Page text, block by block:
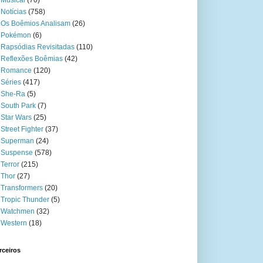
Notícias (758)
Os Boêmios Analisam (26)
Pokémon (6)
Rapsódias Revisitadas (110)
Reflexões Boêmias (42)
Romance (120)
Séries (417)
She-Ra (5)
South Park (7)
Star Wars (25)
Street Fighter (37)
Superman (24)
Suspense (578)
Terror (215)
Thor (27)
Transformers (20)
Tropic Thunder (5)
Watchmen (32)
Western (18)